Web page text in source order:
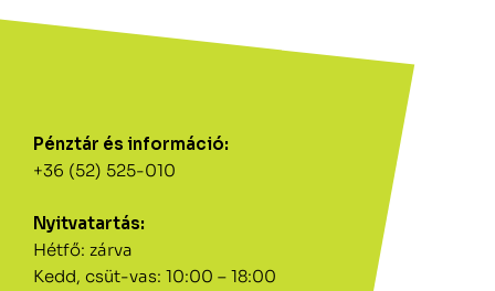
Pénztár és információ:
+36 (52) 525-010
Nyitvatartás:
Hétfő: zárva
Kedd, csüt-vas: 10:00 – 18:00